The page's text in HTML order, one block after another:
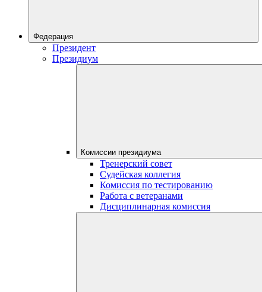
Федерация
Президент
Президиум
Комиссии президиума
Тренерский совет
Судейская коллегия
Комиссия по тестированию
Работа с ветеранами
Дисциплинарная комиссия